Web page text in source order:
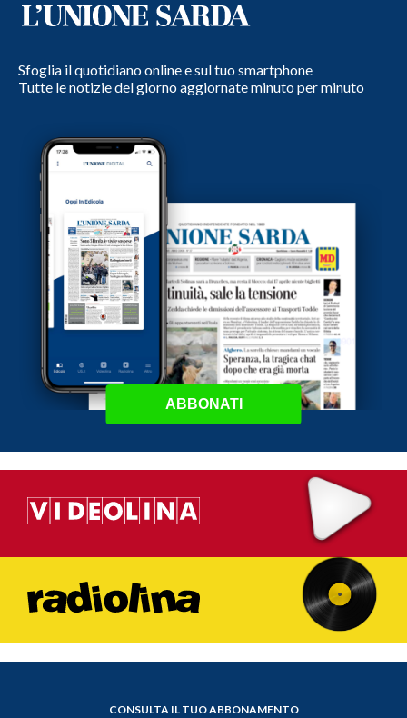
Sfoglia il quotidiano online e sul tuo smartphone
Tutte le notizie del giorno aggiornate minuto per minuto
ABBONATI
CONSULTA IL TUO ABBONAMENTO